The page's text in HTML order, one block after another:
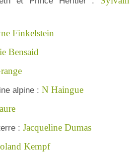
Finkelstein
Bensaid
alpine : N Haingue
: Jacqueline Dumas
Kempf